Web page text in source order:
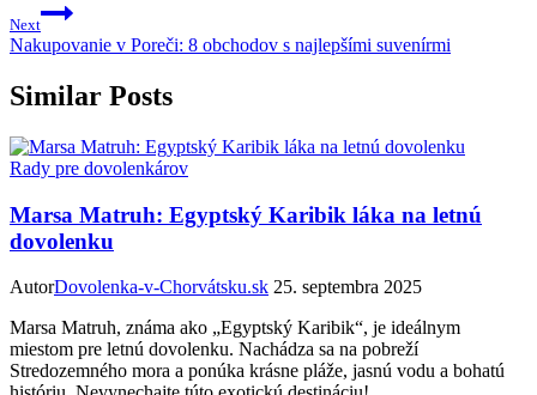
Next
Nakupovanie v Poreči: 8 obchodov s najlepšími suvenírmi
Similar Posts
Rady pre dovolenkárov
Marsa Matruh: Egyptský Karibik láka na letnú
dovolenku
AutorDovolenka-v-Chorvátsku.sk 25. septembra 2025
Marsa Matruh, známa ako „Egyptský Karibik“, je ideálnym
miestom pre letnú dovolenku. Nachádza sa na pobreží
Stredozemného mora a ponúka krásne pláže, jasnú vodu a bohatú